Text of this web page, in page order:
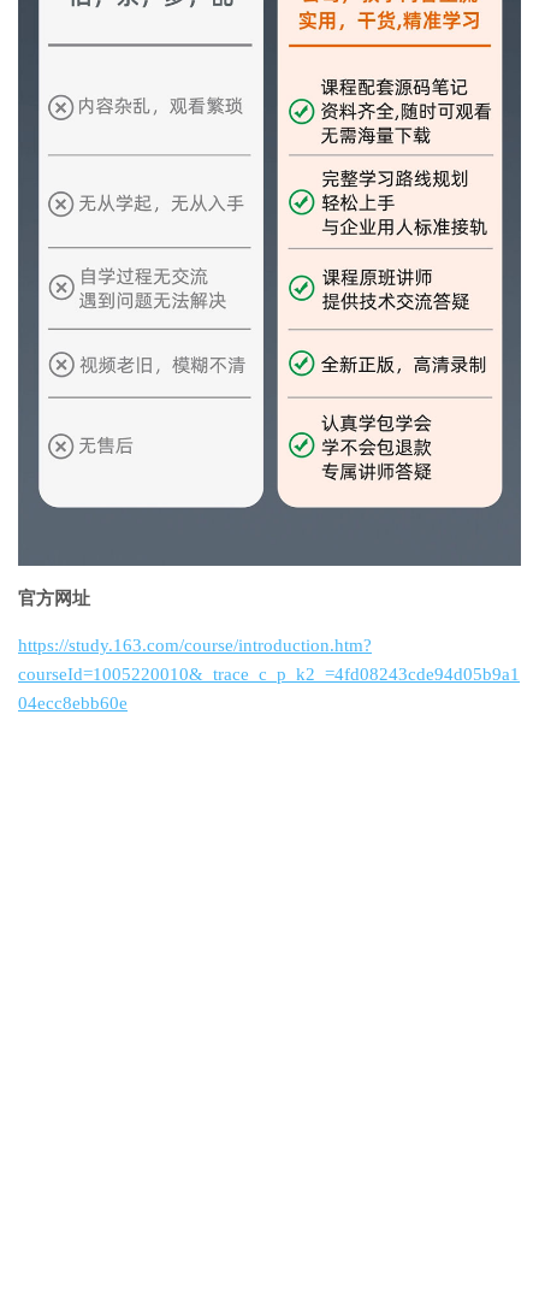
官方网址
https://study.163.com/course/introduction.htm?
courseId=1005220010&_trace_c_p_k2_=4fd08243cde94d05b9a1
04ecc8ebb60e